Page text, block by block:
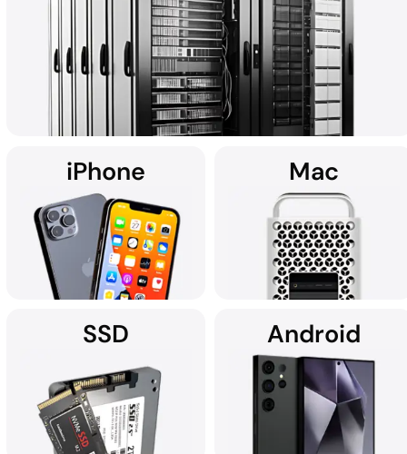
et les disques durs à hélium peuvent être sujets à des pertes de
données en raison de pannes matérielles, de dommages
physiques, de logiciels malveillants, et bien plus encore. Que
l'ordinateur soit un Mac, un Windows ou qu'il fasse partie d'un
système RAID, toutes les récupérations de disques durs sont
effectuées dans la salle blanche à la pointe de la technologie de
DriveSavers.
En utilisant des solutions de récupération de données
personnalisées, DriveSavers se spécialise dans la récupération
de données de tous les serveurs de grande capacité, y compris
les configurations de serveurs RAID, NAS, SAN et multi-disques.
iPhone
Si vous recherchez des
services de récupération de
données pour votre iPhone
Mac
Il n'est pas étonnant que les
fournisseurs de services
Apple recommandent
souvent DriveSavers.
SSD Android